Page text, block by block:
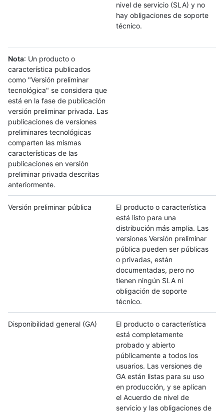
nivel de servicio (SLA) y no
hay obligaciones de soporte
técnico.
Nota: Un producto o
característica publicados
como "Versión preliminar
tecnológica" se considera que
está en la fase de publicación
versión preliminar privada. Las
publicaciones de versiones
preliminares tecnológicas
comparten las mismas
características de las
publicaciones en versión
preliminar privada descritas
anteriormente.
Versión preliminar pública
El producto o característica
está listo para una
distribución más amplia. Las
versiones Versión preliminar
pública pueden ser públicas
o privadas, están
documentadas, pero no
tienen ningún SLA ni
obligación de soporte
técnico.
Disponibilidad general (GA)
El producto o característica
está completamente
probado y abierto
públicamente a todos los
usuarios. Las versiones de
GA están listas para su uso
en producción, y se aplican
el Acuerdo de nivel de
servicio y las obligaciones de